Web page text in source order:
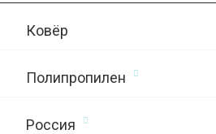
Ковёр
Полипропилен
Россия